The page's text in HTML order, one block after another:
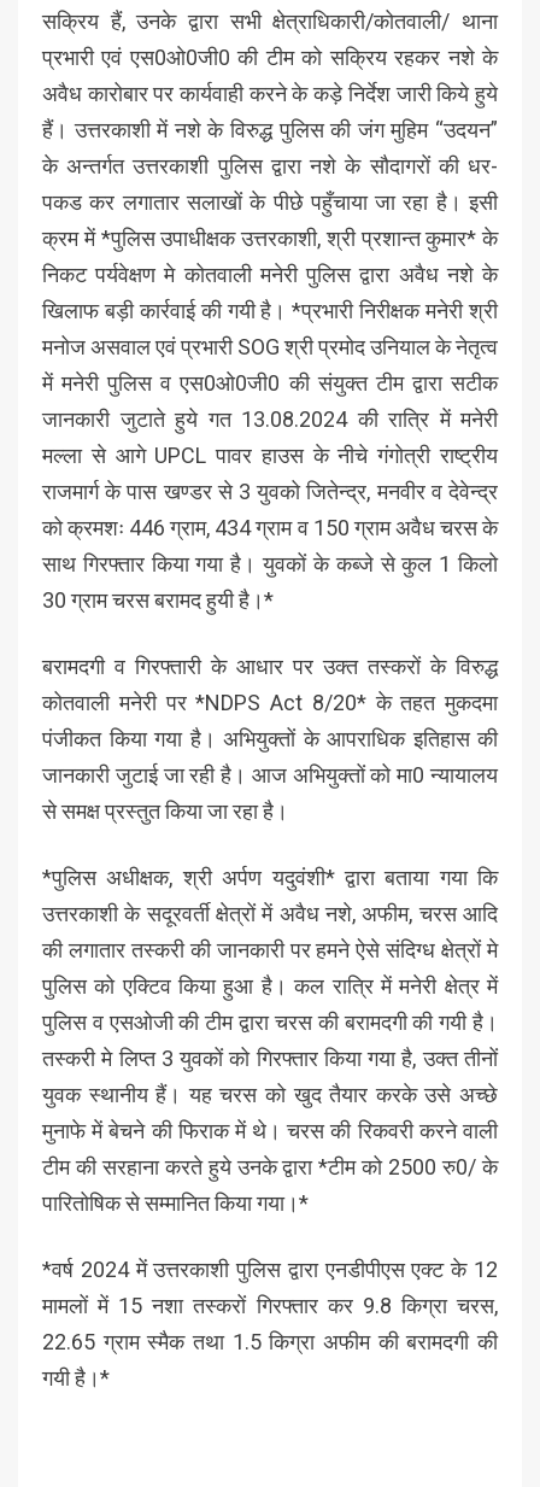
सक्रिय हैं, उनके द्वारा सभी क्षेत्राधिकारी/कोतवाली/ थाना
प्रभारी एवं एस0ओ0जी0 की टीम को सक्रिय रहकर नशे के
अवैध कारोबार पर कार्यवाही करने के कड़े निर्देश जारी किये हुये
हैं। उत्तरकाशी में नशे के विरुद्ध पुलिस की जंग मुहिम “उदयन”
के अन्तर्गत उत्तरकाशी पुलिस द्वारा नशे के सौदागरों की धर-
पकड कर लगातार सलाखों के पीछे पहुँचाया जा रहा है। इसी
क्रम में *पुलिस उपाधीक्षक उत्तरकाशी, श्री प्रशान्त कुमार* के
निकट पर्यवेक्षण मे कोतवाली मनेरी पुलिस द्वारा अवैध नशे के
खिलाफ बड़ी कार्रवाई की गयी है। *प्रभारी निरीक्षक मनेरी श्री
मनोज असवाल एवं प्रभारी SOG श्री प्रमोद उनियाल के नेतृत्व
में मनेरी पुलिस व एस0ओ0जी0 की संयुक्त टीम द्वारा सटीक
जानकारी जुटाते हुये गत 13.08.2024 की रात्रि में मनेरी
मल्ला से आगे UPCL पावर हाउस के नीचे गंगोत्री राष्ट्रीय
राजमार्ग के पास खण्डर से 3 युवको जितेन्द्र, मनवीर व देवेन्द्र
को क्रमशः 446 ग्राम, 434 ग्राम व 150 ग्राम अवैध चरस के
साथ गिरफ्तार किया गया है। युवकों के कब्जे से कुल 1 किलो
30 ग्राम चरस बरामद हुयी है।*
बरामदगी व गिरफ्तारी के आधार पर उक्त तस्करों के विरुद्ध
कोतवाली मनेरी पर *NDPS Act 8/20* के तहत मुकदमा
पंजीकत किया गया है। अभियुक्तों के आपराधिक इतिहास की
जानकारी जुटाई जा रही है। आज अभियुक्तों को मा0 न्यायालय
से समक्ष प्रस्तुत किया जा रहा है।
*पुलिस अधीक्षक, श्री अर्पण यदुवंशी* द्वारा बताया गया कि
उत्तरकाशी के सदूरवर्ती क्षेत्रों में अवैध नशे, अफीम, चरस आदि
की लगातार तस्करी की जानकारी पर हमने ऐसे संदिग्ध क्षेत्रों मे
पुलिस को एक्टिव किया हुआ है। कल रात्रि में मनेरी क्षेत्र में
पुलिस व एसओजी की टीम द्वारा चरस की बरामदगी की गयी है।
तस्करी मे लिप्त 3 युवकों को गिरफ्तार किया गया है, उक्त तीनों
युवक स्थानीय हैं। यह चरस को खुद तैयार करके उसे अच्छे
मुनाफे में बेचने की फिराक में थे। चरस की रिकवरी करने वाली
टीम की सरहाना करते हुये उनके द्वारा *टीम को 2500 रु0/ के
पारितोषिक से सम्मानित किया गया।*
*वर्ष 2024 में उत्तरकाशी पुलिस द्वारा एनडीपीएस एक्ट के 12
मामलों में 15 नशा तस्करों गिरफ्तार कर 9.8 किग्रा चरस,
22.65 ग्राम स्मैक तथा 1.5 किग्रा अफीम की बरामदगी की
गयी है।*